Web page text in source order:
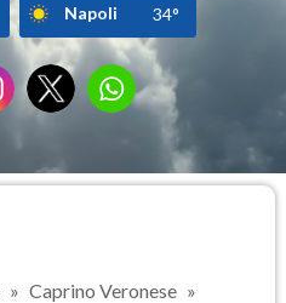
Napoli 34°
Caprino Veronese